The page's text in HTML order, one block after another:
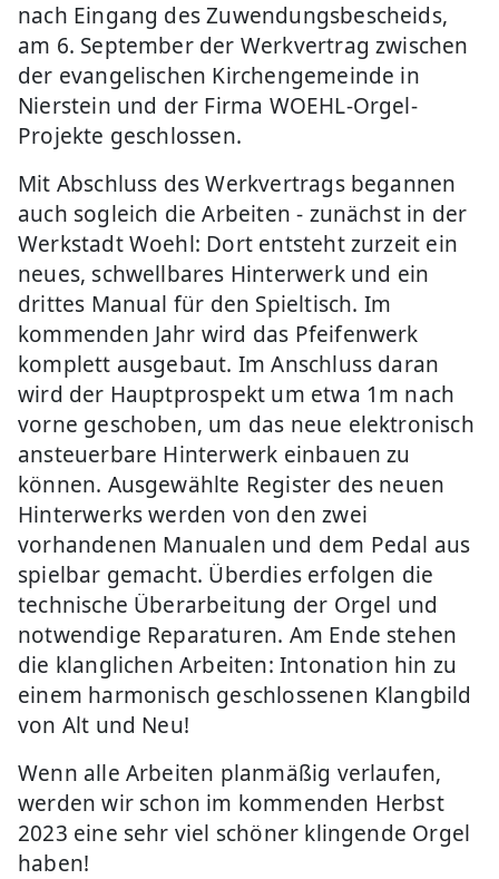
nach Eingang des Zuwendungsbescheids,
am 6. September der Werkvertrag zwischen
der evangelischen Kirchengemeinde in
Nierstein und der Firma WOEHL-Orgel-
Projekte geschlossen.
Mit Abschluss des Werkvertrags begannen
auch sogleich die Arbeiten - zunächst in der
Werkstadt Woehl: Dort entsteht zurzeit ein
neues, schwellbares Hinterwerk und ein
drittes Manual für den Spieltisch. Im
kommenden Jahr wird das Pfeifenwerk
komplett ausgebaut. Im Anschluss daran
wird der Hauptprospekt um etwa 1m nach
vorne geschoben, um das neue elektronisch
ansteuerbare Hinterwerk einbauen zu
können. Ausgewählte Register des neuen
Hinterwerks werden von den zwei
vorhandenen Manualen und dem Pedal aus
spielbar gemacht. Überdies erfolgen die
technische Überarbeitung der Orgel und
notwendige Reparaturen. Am Ende stehen
die klanglichen Arbeiten: Intonation hin zu
einem harmonisch geschlossenen Klangbild
von Alt und Neu!
Wenn alle Arbeiten planmäßig verlaufen,
werden wir schon im kommenden Herbst
2023 eine sehr viel schöner klingende Orgel
haben!